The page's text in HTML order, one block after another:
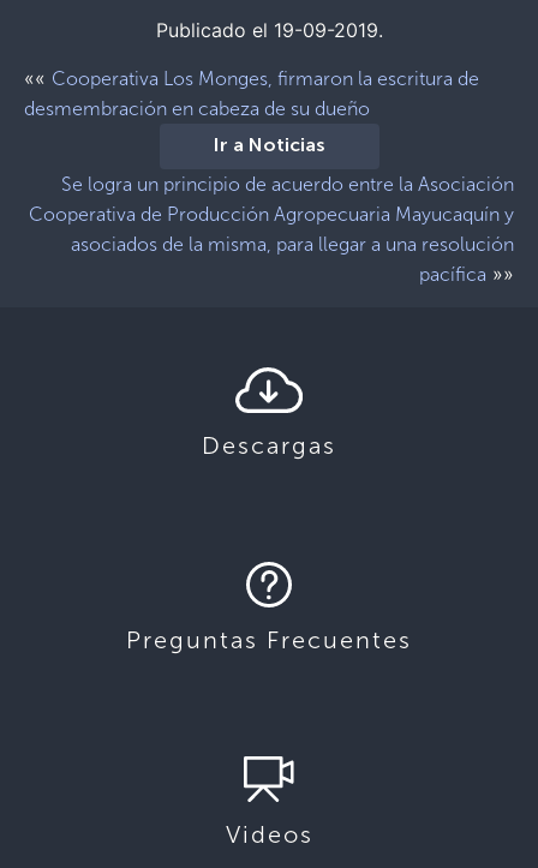
Publicado el 19-09-2019.
«« Cooperativa Los Monges, firmaron la escritura de
desmembración en cabeza de su dueño
Ir a Noticias
Se logra un principio de acuerdo entre la Asociación
Cooperativa de Producción Agropecuaria Mayucaquín y
asociados de la misma, para llegar a una resolución
pacífica »»
Descargas
Preguntas Frecuentes
Videos